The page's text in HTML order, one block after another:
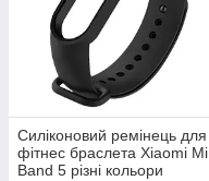
Силіконовий ремінець для
фітнес браслета Xiaomi Mi
Band 5 різні кольори